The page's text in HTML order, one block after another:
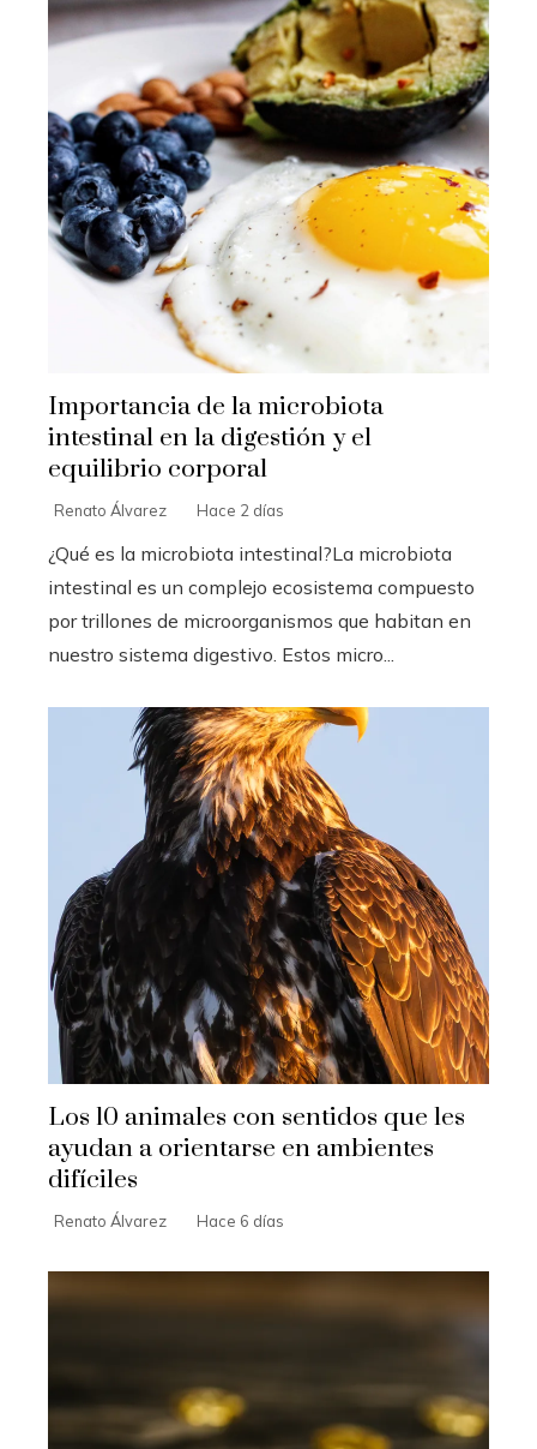
Importancia de la microbiota
intestinal en la digestión y el
equilibrio corporal
Renato Álvarez Hace 2 días
¿Qué es la microbiota intestinal?La microbiota
intestinal es un complejo ecosistema compuesto
por trillones de microorganismos que habitan en
nuestro sistema digestivo. Estos micro...
Los 10 animales con sentidos que les
ayudan a orientarse en ambientes
difíciles
Renato Álvarez Hace 6 días